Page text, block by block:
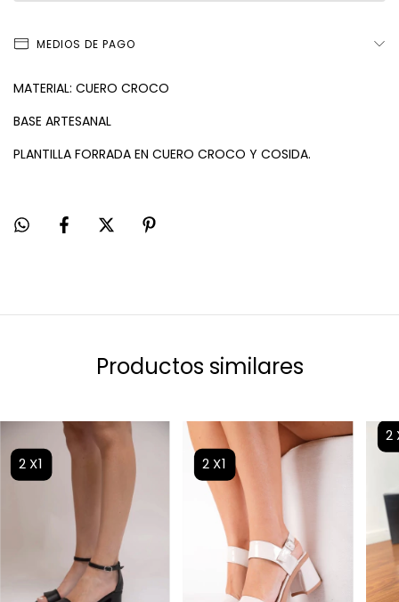
MEDIOS DE PAGO
MATERIAL: CUERO CROCO
BASE ARTESANAL
PLANTILLA FORRADA EN CUERO CROCO Y COSIDA.
Productos similares
2X1 2X1